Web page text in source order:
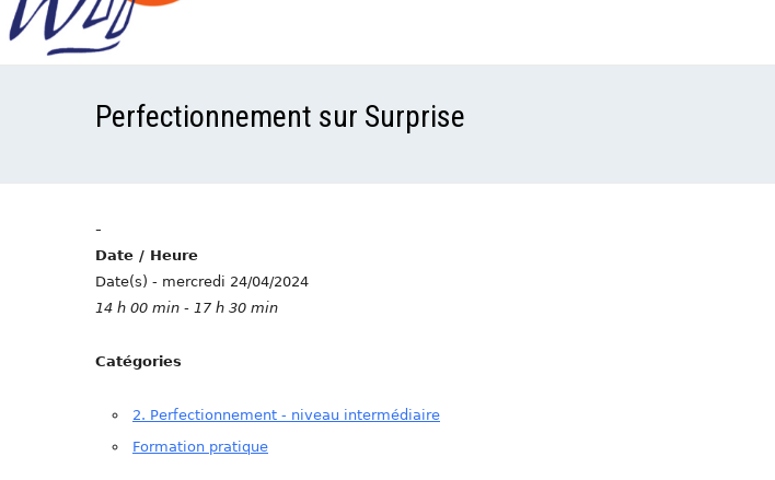
Perfectionnement sur Surprise
-
Date / Heure
Date(s) - mercredi 24/04/2024
14 h 00 min - 17 h 30 min
Catégories
2. Perfectionnement - niveau intermédiaire
Formation pratique